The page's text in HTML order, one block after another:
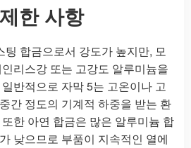
한 사항
팅 합금으로서 강도가 높지만, 모
리스강 또는 고강도 알루미늄을
반적으로 자막 5는 고온이나 고
간 정도의 기계적 하중을 받는 환
한 아연 합금은 많은 알루미늄 합
낮으므로 부품이 지속적인 열에